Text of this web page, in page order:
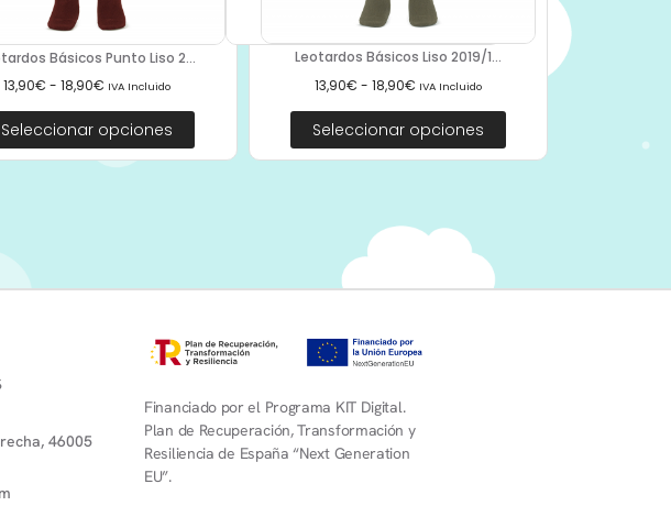
Básicos Punto Liso 2...
13,90€ - 18,90€ IVA Incluido
Seleccionar opciones
Leotardos Básicos Liso 2019/1...
13,90€ - 18,90€ IVA Incluido
Seleccionar opciones
46005
Financiado por el Programa KIT Digital.
Plan de Recuperación, Transformación y
Resiliencia de España “Next Generation
EU”.